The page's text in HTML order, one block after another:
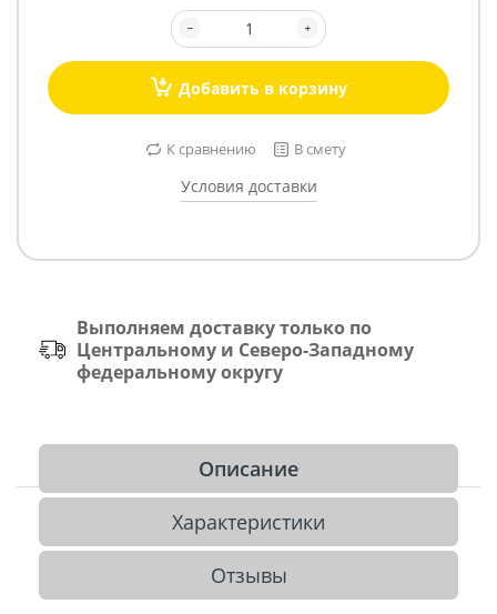
Добавить в корзину
К сравнению В смету
Условия доставки
Выполняем доставку только по
Центральному и Северо-Западному
федеральному округу
Описание
Характеристики
Отзывы